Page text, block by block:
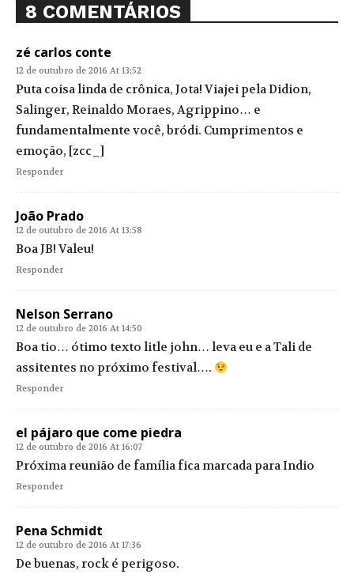
8 COMENTÁRIOS
zé carlos conte
12 de outubro de 2016 At 13:52
Puta coisa linda de crônica, Jota! Viajei pela Didion,
Salinger, Reinaldo Moraes, Agrippino… e
fundamentalmente você, bródi. Cumprimentos e
emoção, [zcc_]
Responder
João Prado
12 de outubro de 2016 At 13:58
Boa JB! Valeu!
Responder
Nelson Serrano
12 de outubro de 2016 At 14:50
Boa tio… ótimo texto litle john… leva eu e a Tali de
assitentes no próximo festival….
Responder
el pájaro que come piedra
12 de outubro de 2016 At 16:07
Próxima reunião de família fica marcada para Indio
Responder
Pena Schmidt
12 de outubro de 2016 At 17:36
De buenas, rock é perigoso.